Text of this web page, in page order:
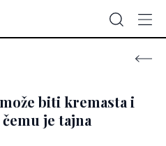
biti kremasta i
je tajna